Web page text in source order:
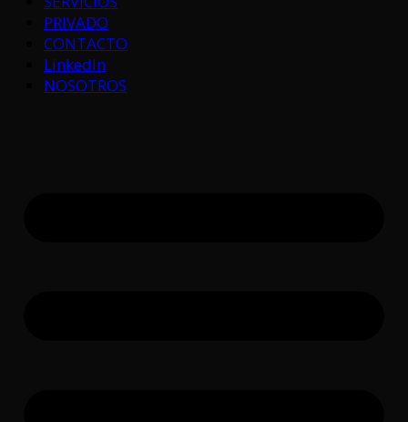
PRIVADO
CONTACTO
LinkedIn
NOSOTROS